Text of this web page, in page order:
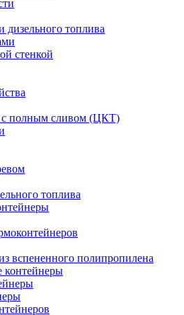
дизельного топлива
стенкой
с полным сливом (ЦКТ)
топлива
вспененного полипропилена
контейнеры